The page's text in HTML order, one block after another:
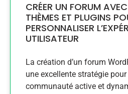
CRÉER UN FORUM
THÈMES ET PLUGINS
PERSONNALISER
UTILISATEUR
La création d’un forum
une excellente stratégie
communauté active et